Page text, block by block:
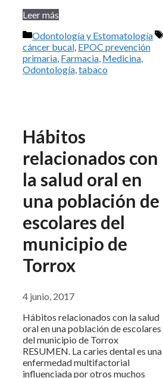
Leer más
Categorías
Odontología y Estomatología
cáncer bucal, EPOC prevención
primaria, Farmacia, Medicina,
Odontología,tabaco
Hábitos
relacionados con
la salud oral en
una población de
escolares del
municipio de
Torrox
4 junio, 2017
Hábitos relacionados con la salud
oral en una población de escolares
del municipio de Torrox
RESUMEN. La caries dental es una
enfermedad multifactorial
influenciada por otros muchos